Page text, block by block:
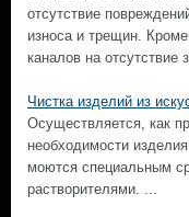
отсутствие
износа и трещин.
каналов на отсутствие
Чистка изделий из
Осуществляется, как
необходимости
моются специальным
растворителями. ...